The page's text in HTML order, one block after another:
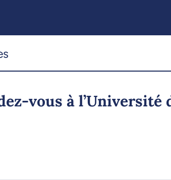
vous à l’Université